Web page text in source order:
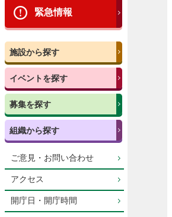
緊急情報
施設から探す
イベントを探す
募集を探す
組織から探す
ご意見・お問い合わせ
アクセス
開庁日・開庁時間